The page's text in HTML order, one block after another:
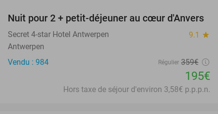
46%
Nuit pour 2 + petit-déjeuner au cœur d'Anvers
Secret 4-star Hotel Antwerpen 9.1 star
Antwerpen
Vendu : 984
Régulier 359€
195€
Hors taxe de séjour d'environ 3,58€ p.p.p.n.